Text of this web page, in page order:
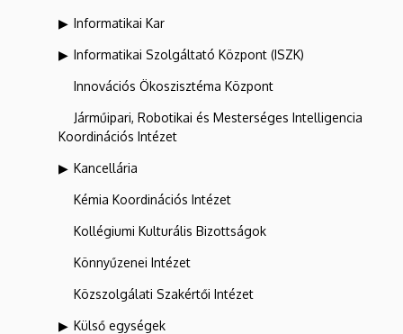
Informatikai Kar
Informatikai Szolgáltató Központ (ISZK)
Innovációs Ökoszisztéma Központ
Járműipari, Robotikai és Mesterséges Intelligencia
Koordinációs Intézet
Kancellária
Kémia Koordinációs Intézet
Kollégiumi Kulturális Bizottságok
Könnyűzenei Intézet
Közszolgálati Szakértői Intézet
Külső egységek